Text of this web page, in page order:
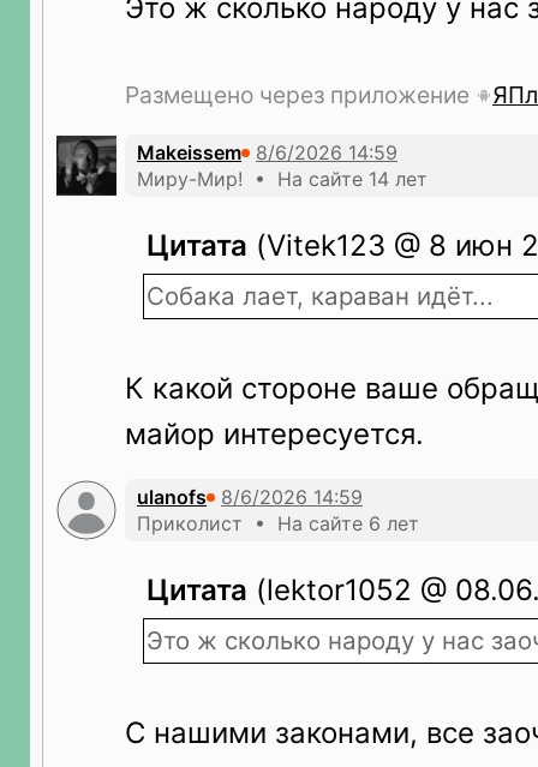
Это ж сколько народу у нас
Размещено через приложение
Makeissem
Миру-Мир! • На сайте 14 лет
Цитата (Vitek123 @ 8 июн
Собака лает, караван идёт...
К какой стороне ваше
майор интересуется.
ulanofs
Приколист • На сайте 6 лет
Цитата (lektor1052 @
Это ж сколько народу у нас
С нашими законами, все